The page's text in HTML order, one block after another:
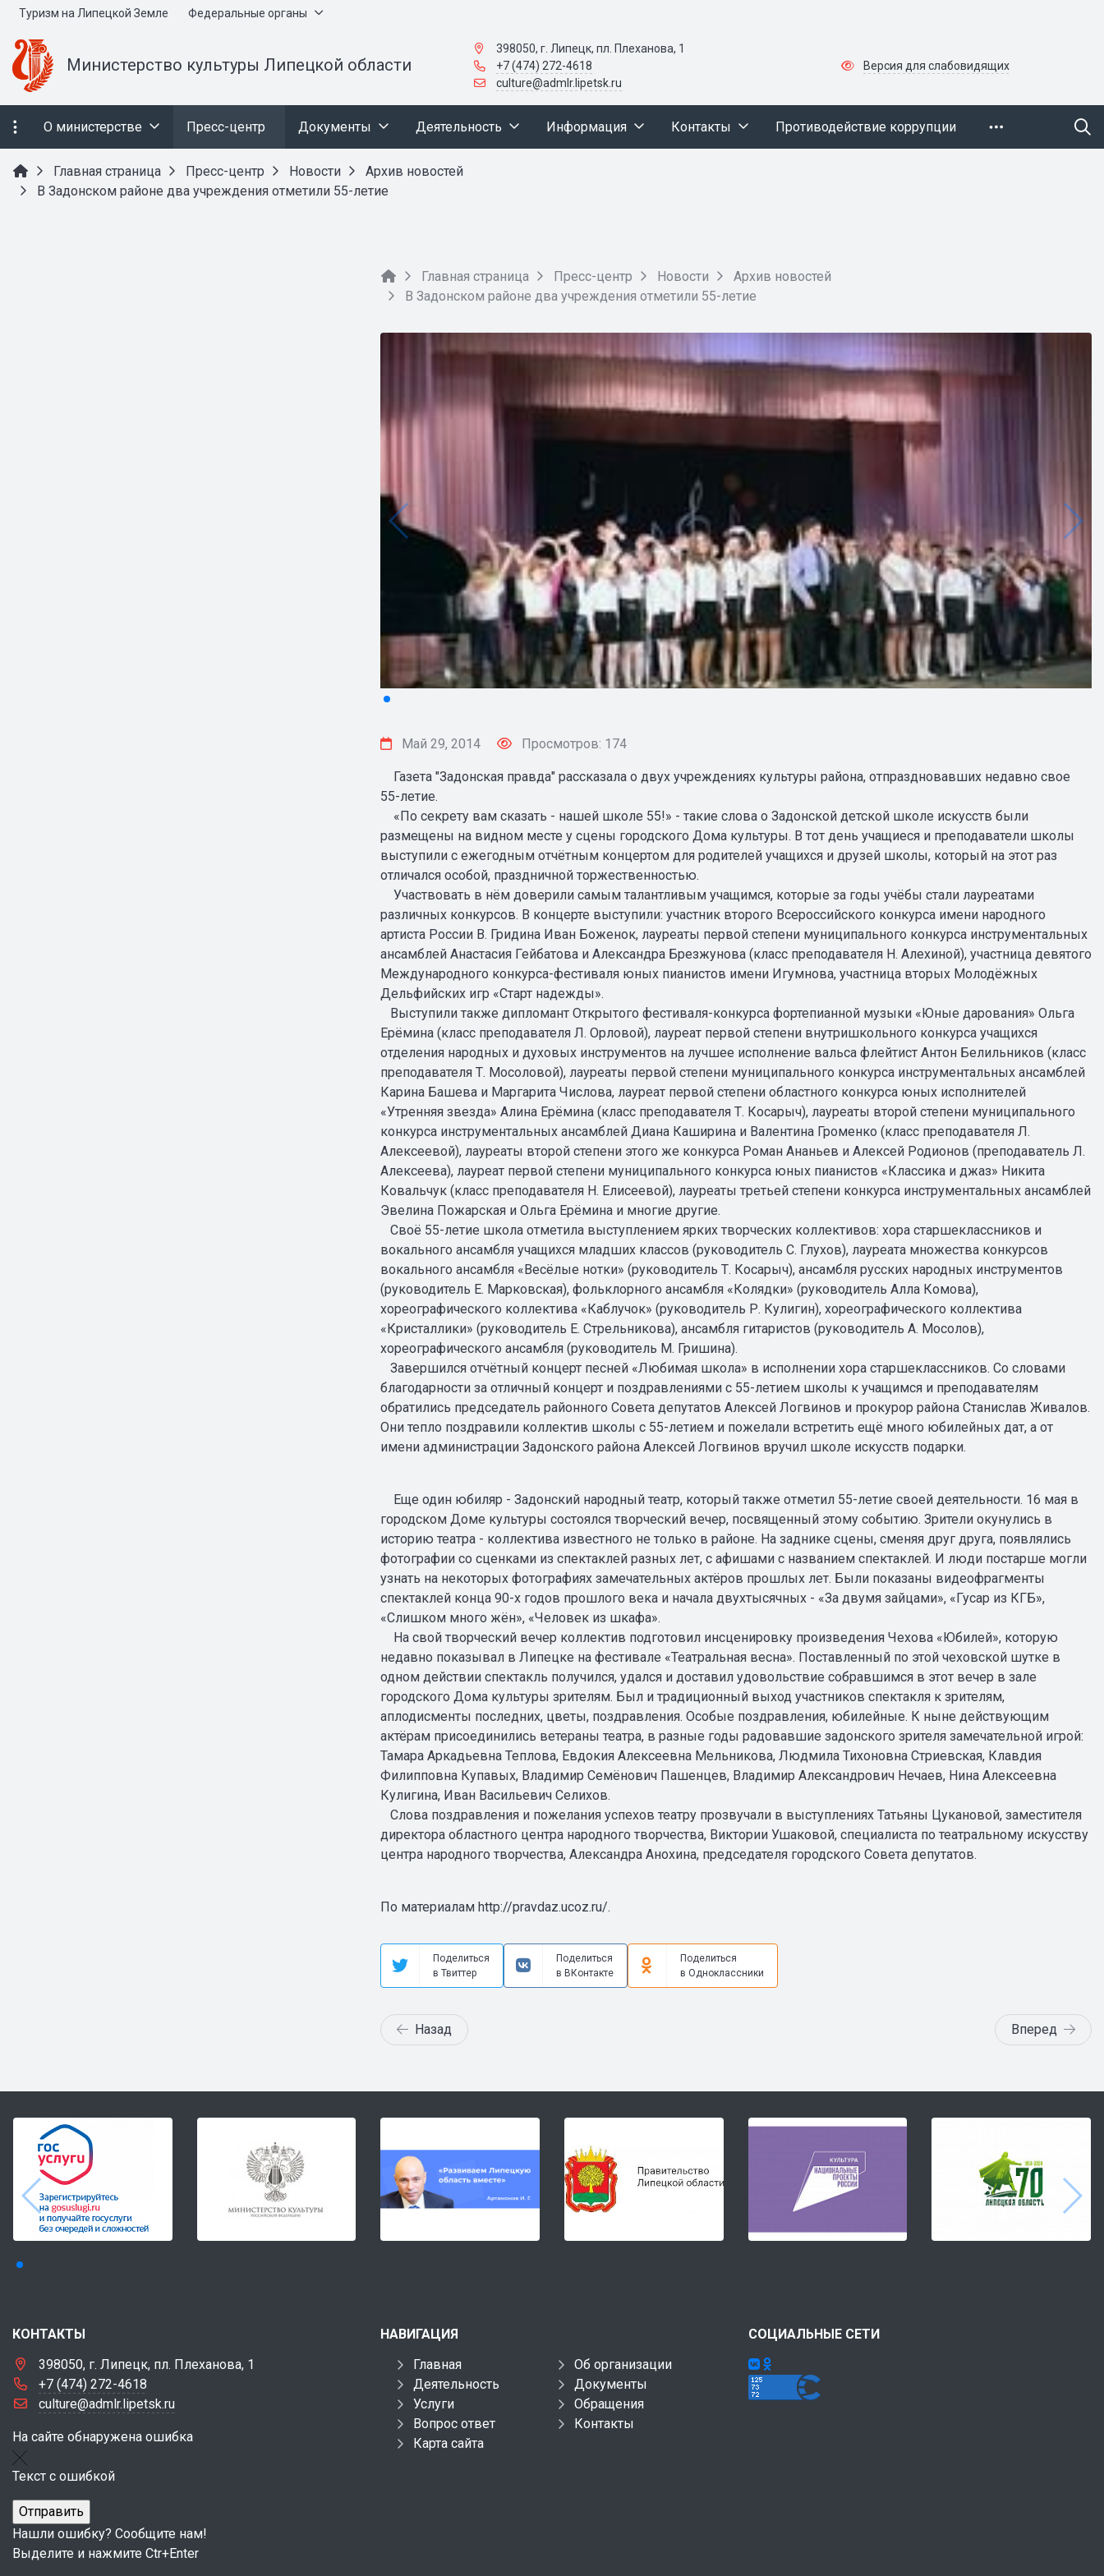
Туризм на Липецкой Земле Федеральные органы
Министерство культуры Липецкой области
398050, г. Липецк, пл. Плеханова, 1
+7 (474) 272-4618
culture@admlr.lipetsk.ru
Версия для слабовидящих
О министерстве Пресс-центр Документы Деятельность Информация Контакты Противодействие коррупции
Главная страница Пресс-центр Новости
Архив новостей
В Задонском районе два учреждения отметили 55-летие
Главная страница Пресс-центр Новости
Архив новостей
В Задонском районе два учреждения отметили 55-летие
Май 29, 2014 Просмотров: 174
Газета "Задонская правда" рассказала о двух учреждениях культуры района, отпраздновавших недавно свое
55-летие.
«По секрету вам сказать - нашей школе 55!» - такие слова о Задонской детской школе искусств были
размещены на видном месте у сцены городского Дома культуры. В тот день учащиеся и преподаватели школы
выступили с ежегодным отчётным концертом для родителей учащихся и друзей школы, который на этот раз
отличался особой, праздничной торжественностью.
Участвовать в нём доверили самым талантливым учащимся, которые за годы учёбы стали лауреатами
различных конкурсов. В концерте выступили: участник второго Всероссийского конкурса имени народного
артиста России В. Гридина Иван Боженок, лауреаты первой степени муниципального конкурса инструментальных
ансамблей Анастасия Гейбатова и Александра Брезжунова (класс преподавателя Н. Алехиной), участница девятого
Международного конкурса-фестиваля юных пианистов имени Игумнова, участница вторых Молодёжных
Дельфийских игр «Старт надежды».
Выступили также дипломант Открытого фестиваля-конкурса фортепианной музыки «Юные дарования» Ольга
Ерёмина (класс преподавателя Л. Орловой), лауреат первой степени внутришкольного конкурса учащихся
отделения народных и духовых инструментов на лучшее исполнение вальса флейтист Антон Белильников (класс
преподавателя Т. Мосоловой), лауреаты первой степени муниципального конкурса инструментальных ансамблей
Карина Башева и Маргарита Числова, лауреат первой степени областного конкурса юных исполнителей
«Утренняя звезда» Алина Ерёмина (класс преподавателя Т. Косарыч), лауреаты второй степени муниципального
конкурса инструментальных ансамблей Диана Каширина и Валентина Громенко (класс преподавателя Л.
Алексеевой), лауреаты второй степени этого же конкурса Роман Ананьев и Алексей Родионов (преподаватель Л.
Алексеева), лауреат первой степени муниципального конкурса юных пианистов «Классика и джаз» Никита
Ковальчук (класс преподавателя Н. Елисеевой), лауреаты третьей степени конкурса инструментальных ансамблей
Эвелина Пожарская и Ольга Ерёмина и многие другие.
Своё 55-летие школа отметила выступлением ярких творческих коллективов: хора старшеклассников и
вокального ансамбля учащихся младших классов (руководитель С. Глухов), лауреата множества конкурсов
вокального ансамбля «Весёлые нотки» (руководитель Т. Косарыч), ансамбля русских народных инструментов
(руководитель Е. Марковская), фольклорного ансамбля «Колядки» (руководитель Алла Комова),
хореографического коллектива «Каблучок» (руководитель Р. Кулигин), хореографического коллектива
«Кристаллики» (руководитель Е. Стрельникова), ансамбля гитаристов (руководитель А. Мосолов),
хореографического ансамбля (руководитель М. Гришина).
Завершился отчётный концерт песней «Любимая школа» в исполнении хора старшеклассников. Со словами
благодарности за отличный концерт и поздравлениями с 55-летием школы к учащимся и преподавателям
обратились председатель районного Совета депутатов Алексей Логвинов и прокурор района Станислав Живалов.
Они тепло поздравили коллектив школы с 55-летием и пожелали встретить ещё много юбилейных дат, а от
имени администрации Задонского района Алексей Логвинов вручил школе искусств подарки.
Еще один юбиляр - Задонский народный театр, который также отметил 55-летие своей деятельности. 16 мая в
городском Доме культуры состоялся творческий вечер, посвященный этому событию. Зрители окунулись в
историю театра - коллектива известного не только в районе. На заднике сцены, сменяя друг друга, появлялись
фотографии со сценками из спектаклей разных лет, с афишами с названием спектаклей. И люди постарше могли
узнать на некоторых фотографиях замечательных актёров прошлых лет. Были показаны видеофрагменты
спектаклей конца 90-х годов прошлого века и начала двухтысячных - «За двумя зайцами», «Гусар из КГБ»,
«Слишком много жён», «Человек из шкафа».
На свой творческий вечер коллектив подготовил инсценировку произведения Чехова «Юбилей», которую
недавно показывал в Липецке на фестивале «Театральная весна». Поставленный по этой чеховской шутке в
одном действии спектакль получился, удался и доставил удовольствие собравшимся в этот вечер в зале
городского Дома культуры зрителям. Был и традиционный выход участников спектакля к зрителям,
аплодисменты последних, цветы, поздравления. Особые поздравления, юбилейные. К ныне действующим
актёрам присоединились ветераны театра, в разные годы радовавшие задонского зрителя замечательной игрой:
Тамара Аркадьевна Теплова, Евдокия Алексеевна Мельникова, Людмила Тихоновна Стриевская, Клавдия
Филипповна Купавых, Владимир Семёнович Пашенцев, Владимир Александрович Нечаев, Нина Алексеевна
Кулигина, Иван Васильевич Селихов.
Слова поздравления и пожелания успехов театру прозвучали в выступлениях Татьяны Цукановой, заместителя
директора областного центра народного творчества, Виктории Ушаковой, специалиста по театральному искусству
центра народного творчества, Александра Анохина, председателя городского Совета депутатов.
По материалам http://pravdaz.ucoz.ru/.
Поделиться
в Твиттер
Поделиться
в ВКонтакте
Поделиться
в Одноклассники
Назад Вперед
КОНТАКТЫ
398050, г. Липецк, пл. Плеханова, 1
+7 (474) 272-4618
culture@admlr.lipetsk.ru
На сайте обнаружена ошибка
Текст с ошибкой
Нашли ошибку? Сообщите нам!
Выделите и нажмите Ctr+Enter
НАВИГАЦИЯ
Главная
Об организации
Деятельность
Документы
Услуги
Обращения
Вопрос ответ
Контакты
Карта сайта
СОЦИАЛЬНЫЕ СЕТИ